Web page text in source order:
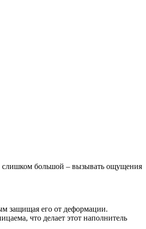
слишком большой – вызывать ощущения
защищая его от деформации.
что делает этот наполнитель